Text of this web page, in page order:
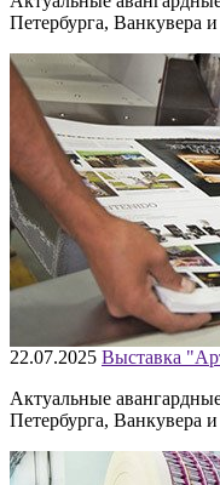
Петербурга, Ванкувера
22.07.2025 Выставка
Актуальные
Петербурга, Ванкувера